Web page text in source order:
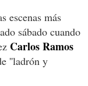
escenas más
sábado cuando
Carlos Ramos
''ladrón y